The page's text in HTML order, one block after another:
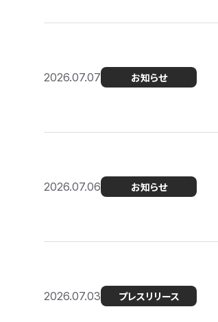
2026.07.07 お知らせ
2026.07.06 お知らせ
2026.07.03 プレスリリース